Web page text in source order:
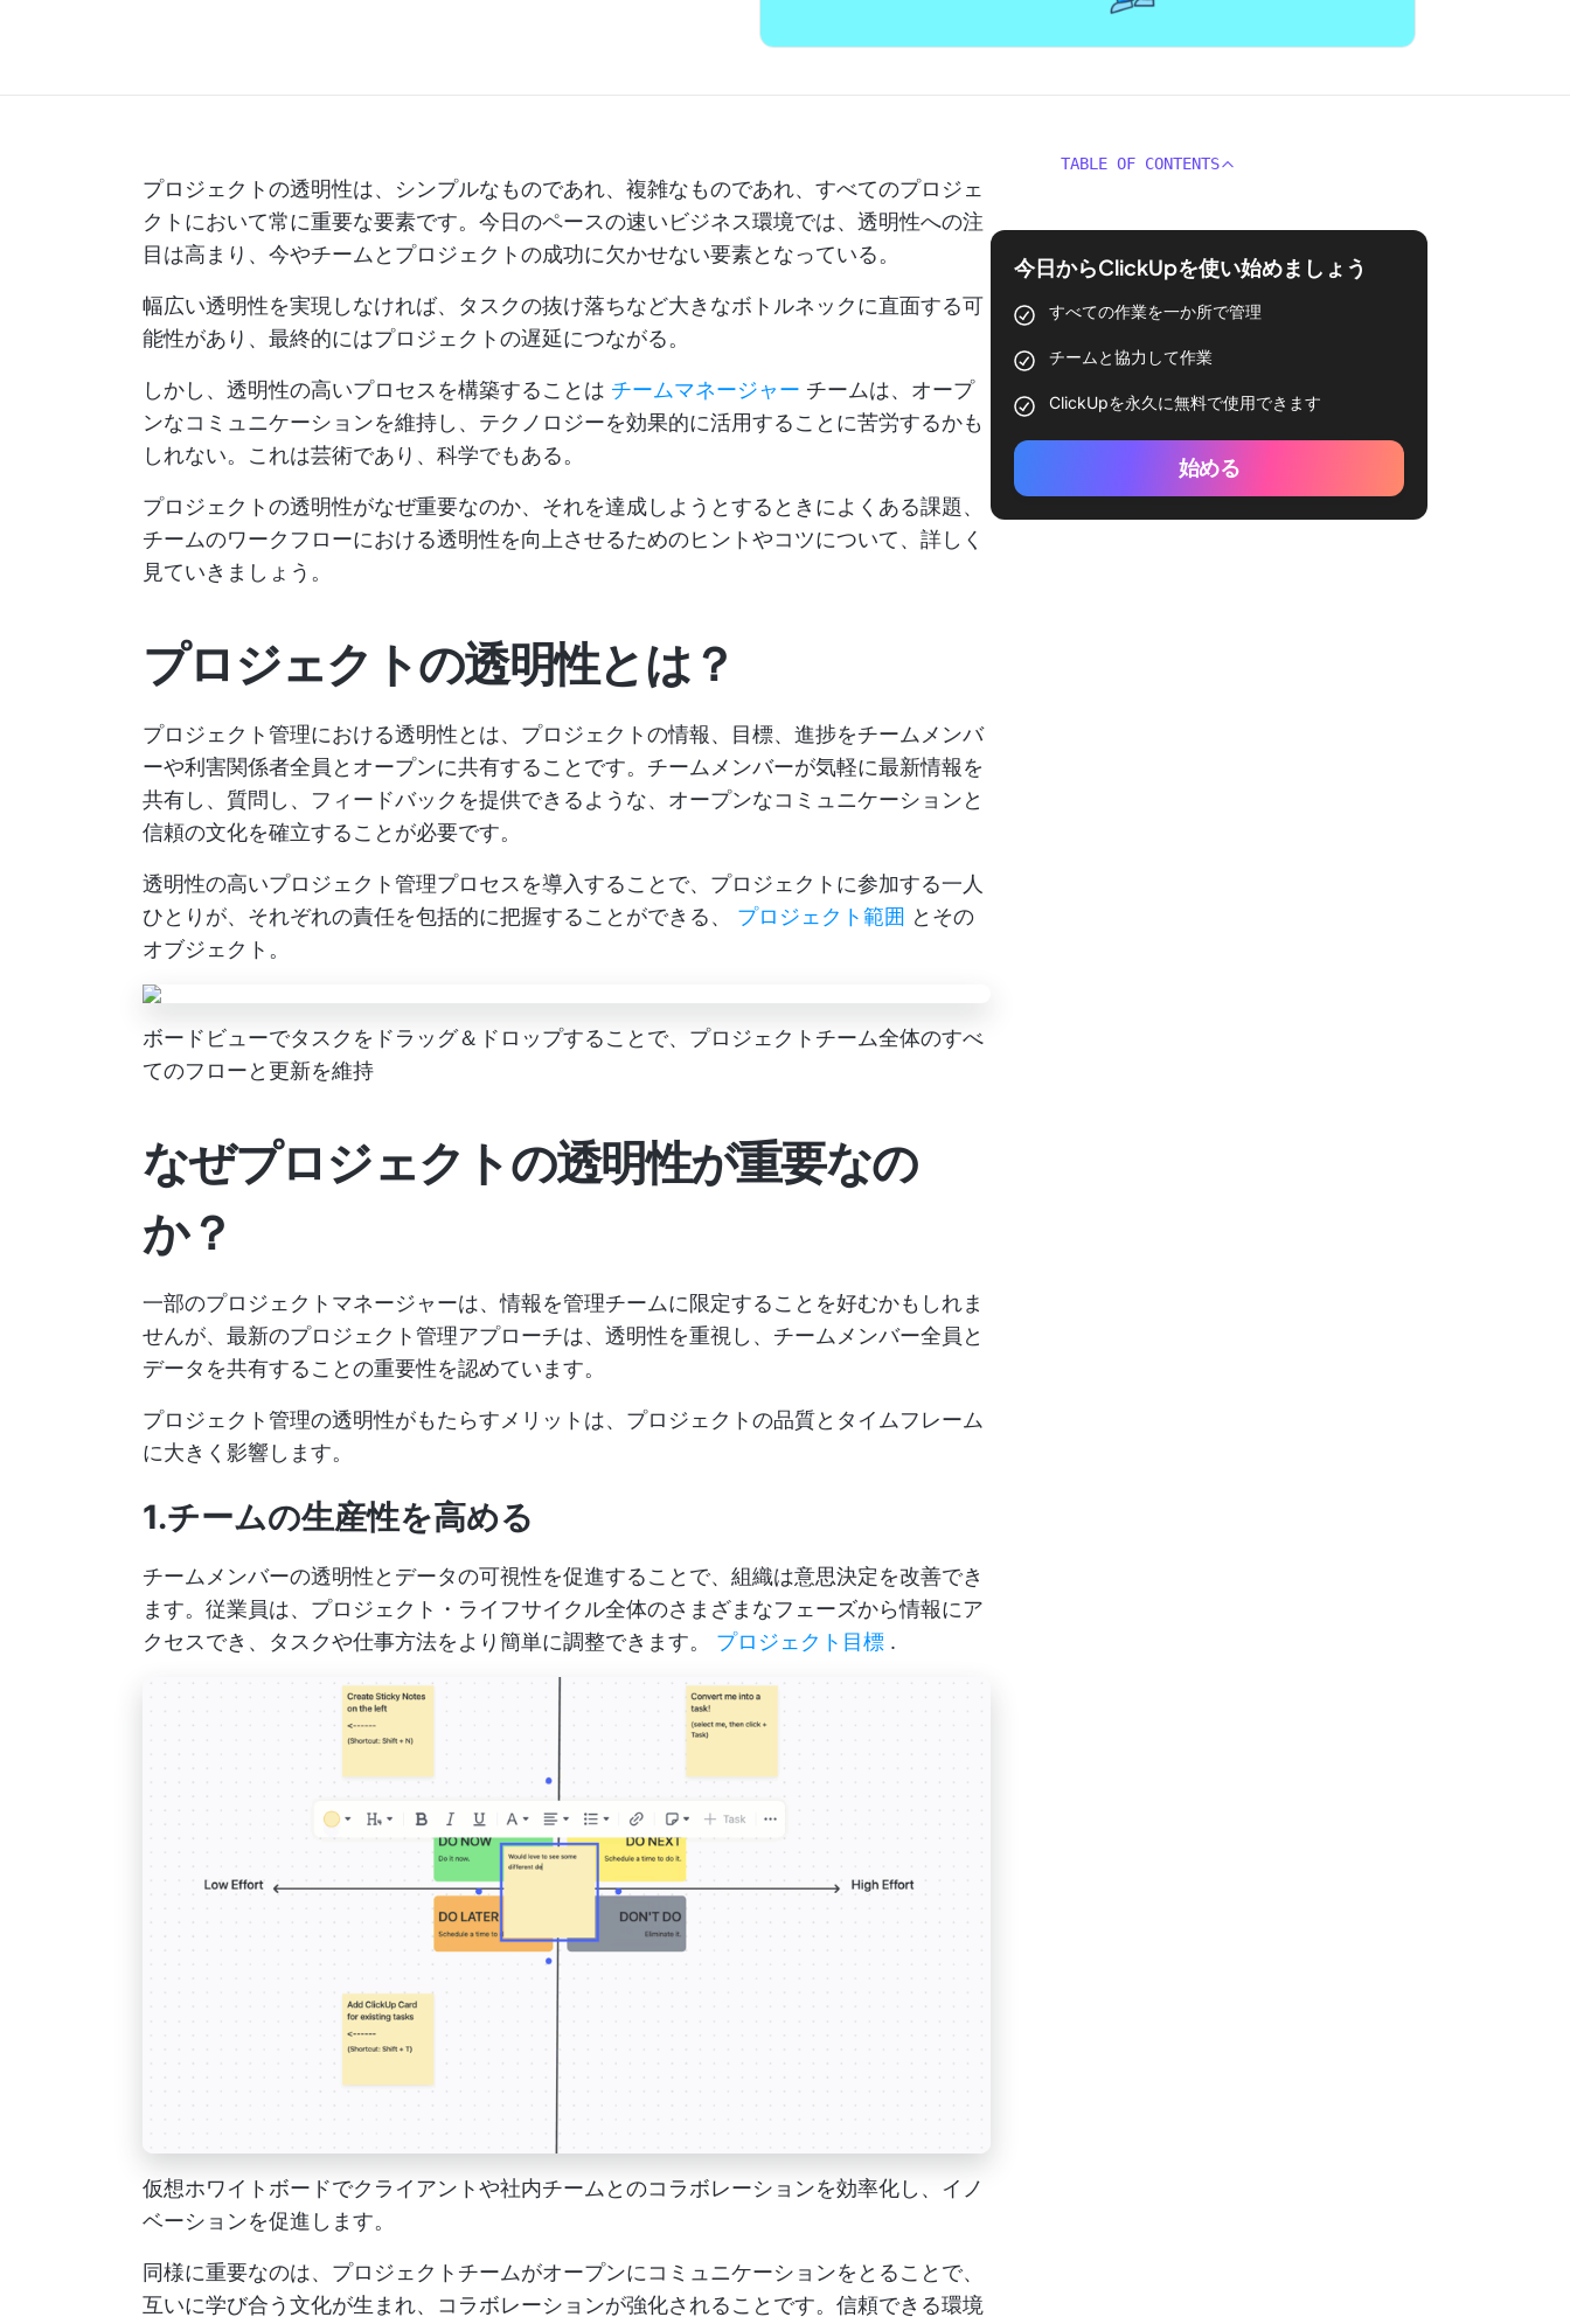
プロジェクトの透明性は、シンプルなものであれ、複雑なものであれ、すべてのプロジェ
クトにおいて常に重要な要素です。今日のペースの速いビジネス環境では、透明性への注
目は高まり、今やチームとプロジェクトの成功に欠かせない要素となっている。
幅広い透明性を実現しなければ、タスクの抜け落ちなど大きなボトルネックに直面する可
能性があり、最終的にはプロジェクトの遅延につながる。
しかし、透明性の高いプロセスを構築することは チームマネージャー チームは、オープ
ンなコミュニケーションを維持し、テクノロジーを効果的に活用することに苦労するかも
しれない。これは芸術であり、科学でもある。
プロジェクトの透明性がなぜ重要なのか、それを達成しようとするときによくある課題、
チームのワークフローにおける透明性を向上させるためのヒントやコツについて、詳しく
見ていきましょう。
プロジェクトの透明性とは？
プロジェクト管理における透明性とは、プロジェクトの情報、目標、進捗をチームメンバ
ーや利害関係者全員とオープンに共有することです。チームメンバーが気軽に最新情報を
共有し、質問し、フィードバックを提供できるような、オープンなコミュニケーションと
信頼の文化を確立することが必要です。
透明性の高いプロジェクト管理プロセスを導入することで、プロジェクトに参加する一人
ひとりが、それぞれの責任を包括的に把握することができる、 プロジェクト範囲 とその
オブジェクト。
ボードビューでタスクをドラッグ＆ドロップすることで、プロジェクトチーム全体のすべ
てのフローと更新を維持
なぜプロジェクトの透明性が重要なの
か？
一部のプロジェクトマネージャーは、情報を管理チームに限定することを好むかもしれま
せんが、最新のプロジェクト管理アプローチは、透明性を重視し、チームメンバー全員と
データを共有することの重要性を認めています。
プロジェクト管理の透明性がもたらすメリットは、プロジェクトの品質とタイムフレーム
に大きく影響します。
1.チームの生産性を高める
チームメンバーの透明性とデータの可視性を促進することで、組織は意思決定を改善でき
ます。従業員は、プロジェクト・ライフサイクル全体のさまざまなフェーズから情報にア
クセスでき、タスクや仕事方法をより簡単に調整できます。 プロジェクト目標 .
仮想ホワイトボードでクライアントや社内チームとのコラボレーションを効率化し、イノ
ベーションを促進します。
同様に重要なのは、プロジェクトチームがオープンにコミュニケーションをとることで、
互いに学び合う文化が生まれ、コラボレーションが強化されることです。信頼できる環境
TABLE OF CONTENTS
今日からClickUpを使い始めましょう
すべての作業を一か所で管理
チームと協力して作業
ClickUpを永久に無料で使用できます
始める